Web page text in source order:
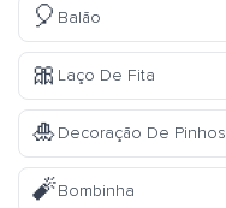
🎈 Balão
🎀 Laço De Fita
🎍Decoração De Pinhos
🧨Bombinha